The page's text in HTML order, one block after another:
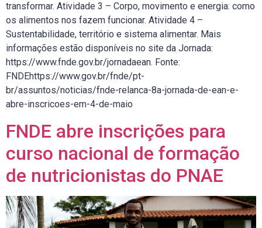
transformar. Atividade 3 – Corpo, movimento e energia: como
os alimentos nos fazem funcionar. Atividade 4 –
Sustentabilidade, território e sistema alimentar. Mais
informações estão disponíveis no site da Jornada:
https://www.fnde.gov.br/jornadaean. Fonte:
FNDEhttps://www.gov.br/fnde/pt-
br/assuntos/noticias/fnde-relanca-8a-jornada-de-ean-e-
abre-inscricoes-em-4-de-maio
FNDE abre inscrições para
curso nacional de formação
de nutricionistas do PNAE